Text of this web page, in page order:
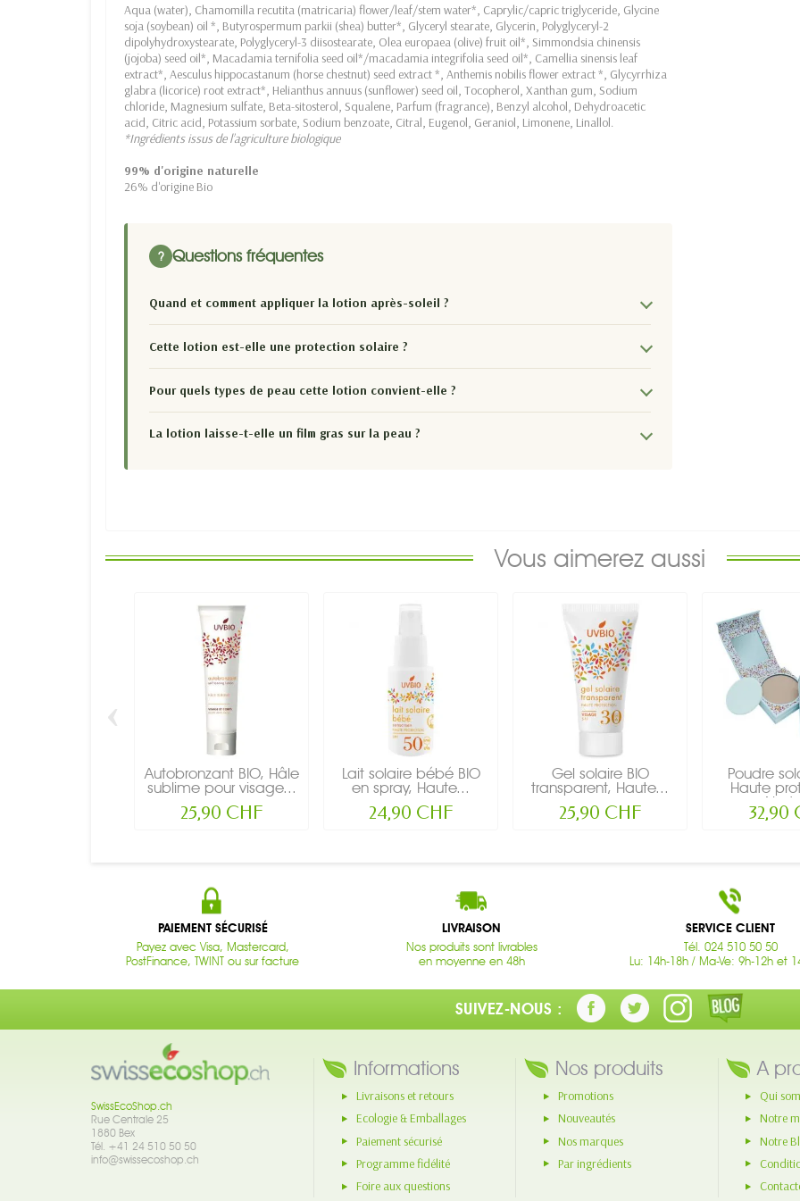
Aqua (water), Chamomilla recutita (matricaria) flower/leaf/stem water*, Caprylic/capric triglyceride, Glycine
soja (soybean) oil *, Butyrospermum parkii (shea) butter*, Glyceryl stearate, Glycerin, Polyglyceryl-2
dipolyhydroxystearate, Polyglyceryl-3 diisostearate, Olea europaea (olive) fruit oil*, Simmondsia chinensis
(jojoba) seed oil*, Macadamia ternifolia seed oil*/macadamia integrifolia seed oil*, Camellia sinensis leaf
extract*, Aesculus hippocastanum (horse chestnut) seed extract *, Anthemis nobilis flower extract *, Glycyrrhiza
glabra (licorice) root extract*, Helianthus annuus (sunflower) seed oil, Tocopherol, Xanthan gum, Sodium
chloride, Magnesium sulfate, Beta-sitosterol, Squalene, Parfum (fragrance), Benzyl alcohol, Dehydroacetic
acid, Citric acid, Potassium sorbate, Sodium benzoate, Citral, Eugenol, Geraniol, Limonene, Linallol.
*Ingrédients issus de l’agriculture biologique
99% d'origine naturelle
26% d'origine Bio
? Questions fréquentes
Quand et comment appliquer la lotion après-soleil ?
Cette lotion est-elle une protection solaire ?
Pour quels types de peau cette lotion convient-elle ?
La lotion laisse-t-elle un film gras sur la peau ?
Vous aimerez aussi
Autobronzant BIO, Hâle
sublime pour visage...
25,90 CHF
Lait solaire bébé BIO
en spray, Haute...
24,90 CHF
Gel solaire BIO
transparent, Haute...
25,90 CHF
Poudre
Haute
32,90
‹
PAIEMENT SÉCURISÉ
Payez avec Visa, Mastercard,
PostFinance, TWINT ou sur facture
LIVRAISON
Nos produits sont livrables
en moyenne en 48h
SERVICE CLIENT
Tél. 024 510 50 50
Lu: 14h-18h / Ma-Ve: 9h-12h et
SUIVEZ-NOUS :
SwissEcoShop.ch
Rue Centrale 25
1880 Bex
Tél. +41 24 510 50 50
info@swissecoshop.ch
Informations
Livraisons et retours
Ecologie & Emballages
Paiement sécurisé
Programme fidélité
Foire aux questions
Nos produits
Promotions
Nouveautés
Nos marques
Par ingrédients
A
Qui
Notre
Notre